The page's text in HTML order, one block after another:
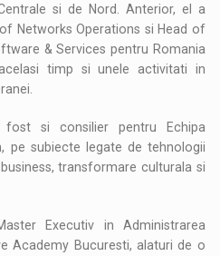
si de Nord. Anterior, el a
Networks Operations si Head of
& Services pentru Romania
timp si unele activitati in
si consilier pentru Echipa
pe subiecte legate de tehnologii
transformare culturala si
Executiv in Administrarea
Academy Bucuresti, alaturi de o